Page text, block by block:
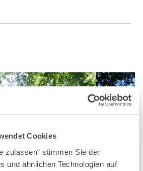
Cookies
zulassen“ stimmen Sie der
und ähnlichen Technologien auf